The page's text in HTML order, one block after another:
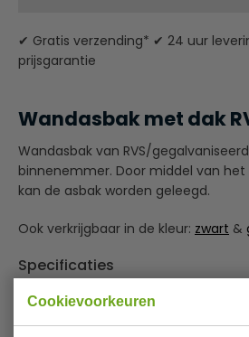
Cookievoorkeuren
✔ Gratis verzending* ✔ 24 uur
prijsgarantie
Wandasbak met dak
Wandasbak van RVS/
binnenemmer. Door middel van
kan de asbak worden geleegd.
Ook verkrijgbaar in de kleur: zwart &
Specificaties
Model
VB 041008